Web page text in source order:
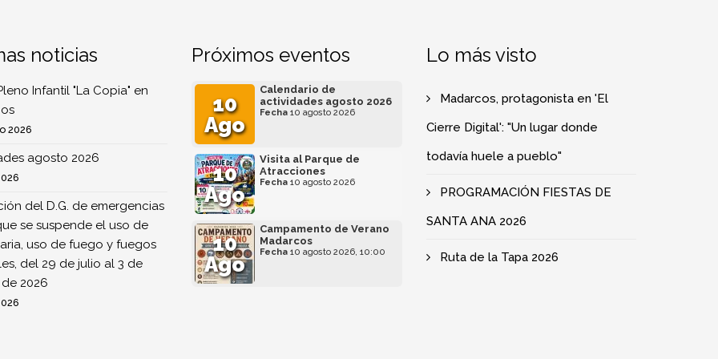
noticias
Infantil "La Copia" en
2026
agosto 2026
del D.G. de emergencias
se suspende el uso de
uso de fuego y fuegos
del 29 de julio al 3 de
2026
Próximos eventos
10
Ago
Calendario de
actividades agosto 2026
Fecha 10 agosto 2026
10
Ago
Visita al Parque de
Atracciones
Fecha 10 agosto 2026
10
Ago
Campamento de Verano
Madarcos
Fecha 10 agosto 2026, 10:00
Lo más visto
Madarcos, protagonista en 'El
Cierre Digital': "Un lugar donde
todavía huele a pueblo"
PROGRAMACIÓN FIESTAS DE
SANTA ANA 2026
Ruta de la Tapa 2026